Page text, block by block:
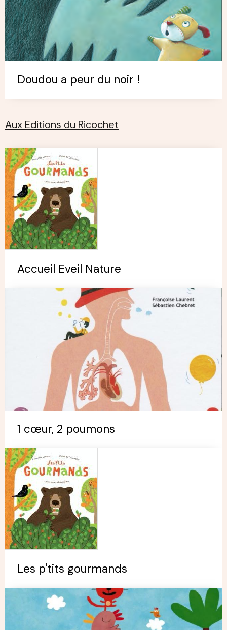
Doudou a peur du noir !
Aux Editions du Ricochet
Accueil Eveil Nature
1 cœur, 2 poumons
Les p'tits gourmands